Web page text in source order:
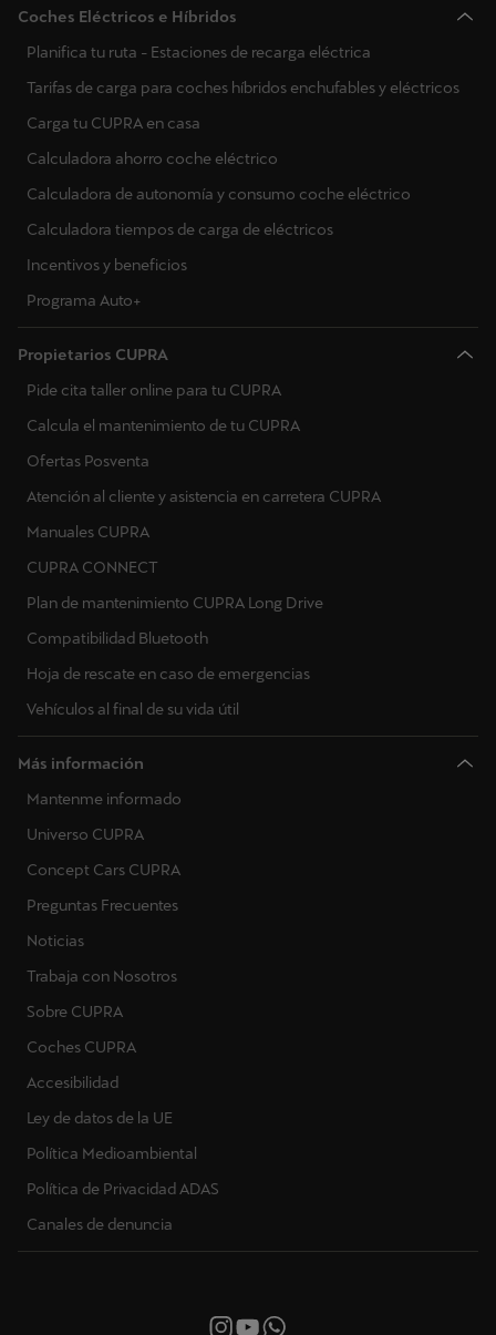
Coches Eléctricos e Híbridos
Planifica tu ruta - Estaciones de recarga eléctrica
Tarifas de carga para coches híbridos enchufables y eléctricos
Carga tu CUPRA en casa
Calculadora ahorro coche eléctrico
Calculadora de autonomía y consumo coche eléctrico
Calculadora tiempos de carga de eléctricos
Incentivos y beneficios
Programa Auto+
Propietarios CUPRA
Pide cita taller online para tu CUPRA
Calcula el mantenimiento de tu CUPRA
Ofertas Posventa
Atención al cliente y asistencia en carretera CUPRA
Manuales CUPRA
CUPRA CONNECT
Plan de mantenimiento CUPRA Long Drive
Compatibilidad Bluetooth
Hoja de rescate en caso de emergencias
Vehículos al final de su vida útil
Más información
Mantenme informado
Universo CUPRA
Concept Cars CUPRA
Preguntas Frecuentes
Noticias
Trabaja con Nosotros
Sobre CUPRA
Coches CUPRA
Accesibilidad
Ley de datos de la UE
Política Medioambiental
Política de Privacidad ADAS
Canales de denuncia